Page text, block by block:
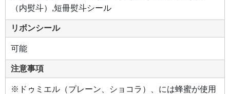
（内熨斗）,短冊熨斗シール
リボンシール
可能
注意事項
※ドゥミエル（プレーン、ショコラ）、には蜂蜜が使用